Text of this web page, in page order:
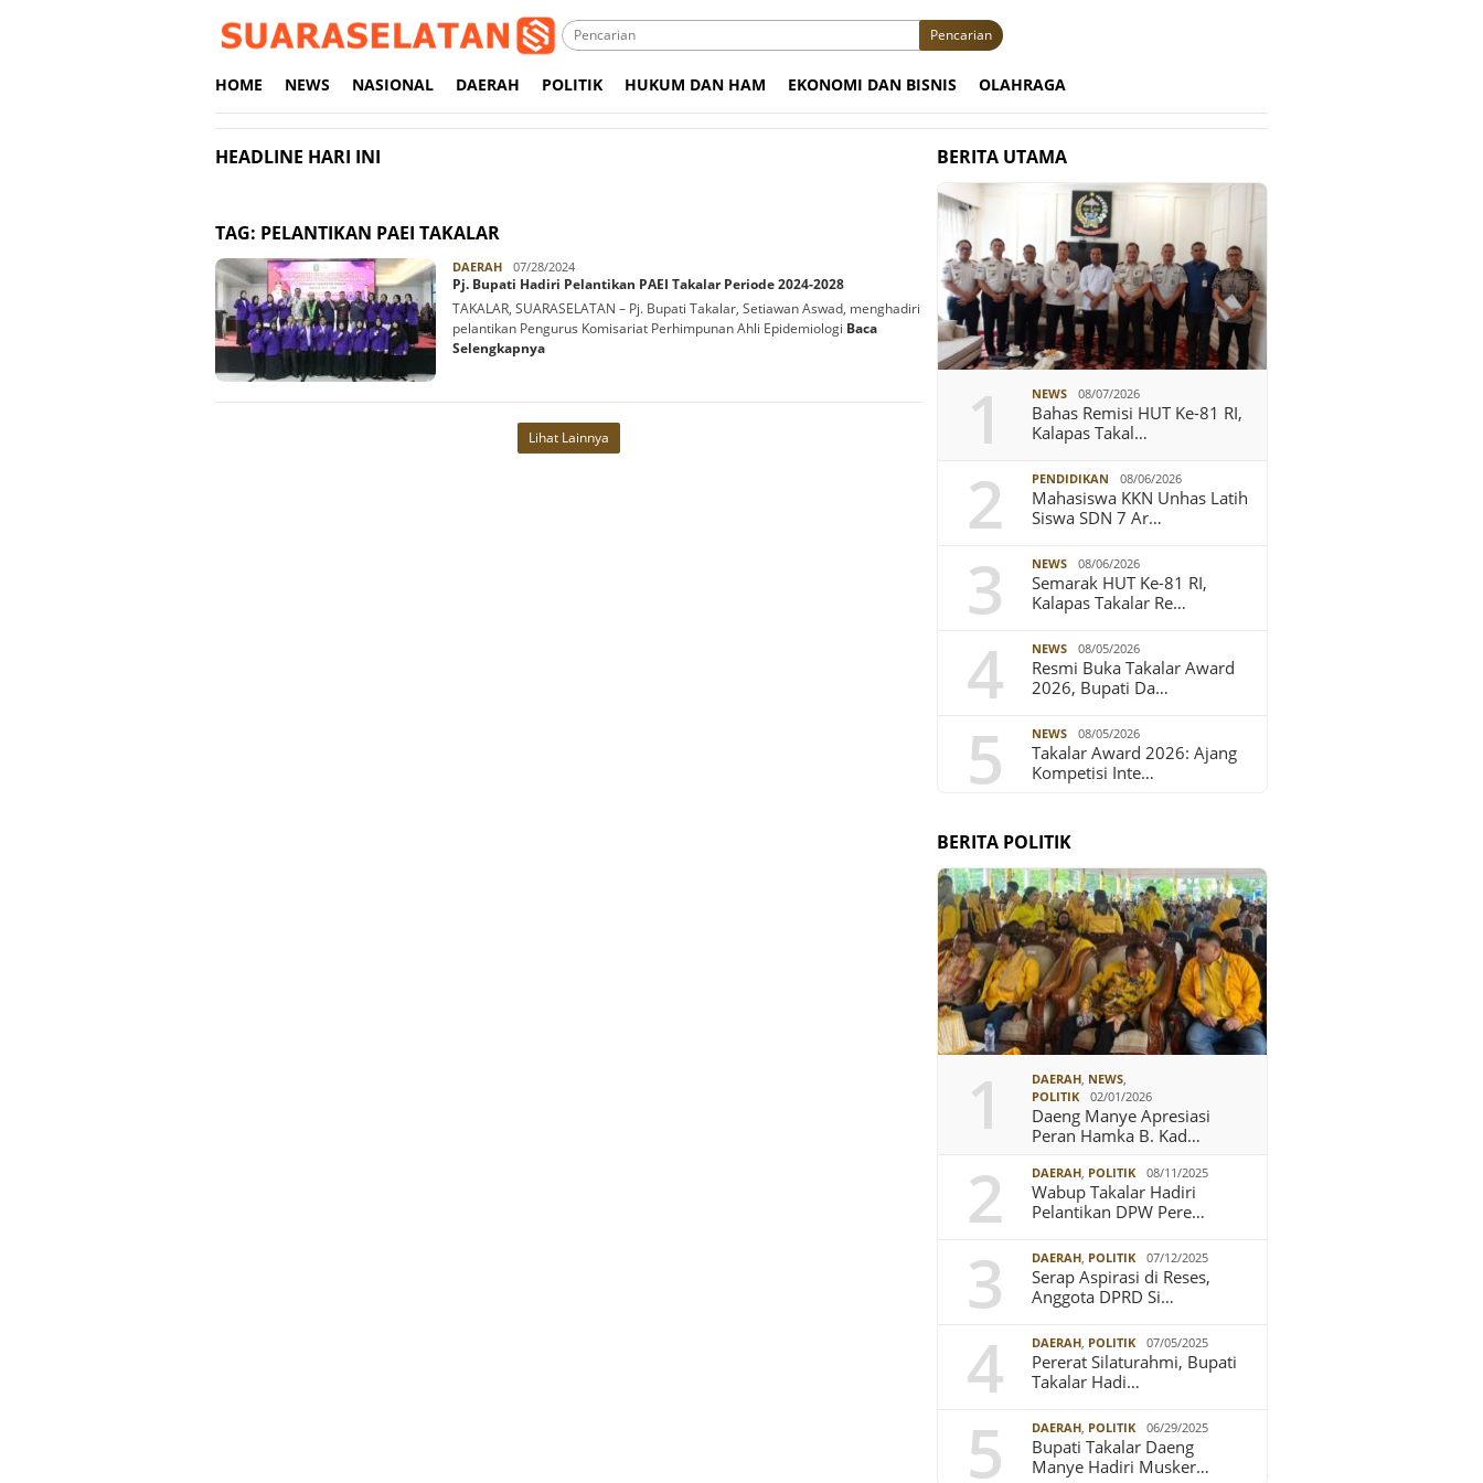
Pencarian
HOME NEWS NASIONAL DAERAH POLITIK HUKUM DAN HAM EKONOMI DAN BISNIS OLAHRAGA
HEADLINE HARI INI
TAG: PELANTIKAN PAEI TAKALAR
DAERAHRabbani
07/28/2024
Pj. Bupati Hadiri Pelantikan PAEI Takalar Periode 2024-2028
TAKALAR, SUARASELATAN – Pj. Bupati Takalar, Setiawan Aswad, menghadiri
pelantikan Pengurus Komisariat Perhimpunan Ahli Epidemiologi Baca
Selengkapnya
Lihat Lainnya
BERITA UTAMA
1 NEWS 08/07/2026
Bahas Remisi HUT Ke-81 RI,
Kalapas Takal…
2 PENDIDIKAN 08/06/2026
Mahasiswa KKN Unhas Latih
Siswa SDN 7 Ar…
3 NEWS 08/06/2026
Semarak HUT Ke-81 RI,
Kalapas Takalar Re…
4 NEWS 08/05/2026
Resmi Buka Takalar Award
2026, Bupati Da…
5 NEWS 08/05/2026
Takalar Award 2026: Ajang
Kompetisi Inte…
BERITA POLITIK
1 DAERAH, NEWS,
POLITIK
02/01/2026
Daeng Manye Apresiasi
Peran Hamka B. Kad…
2 DAERAH, POLITIK 08/11/2025
Wabup Takalar Hadiri
Pelantikan DPW Pere…
3 DAERAH, POLITIK 07/12/2025
Serap Aspirasi di Reses,
Anggota DPRD Si…
4 DAERAH, POLITIK 07/05/2025
Pererat Silaturahmi, Bupati
Takalar Hadi…
5 DAERAH, POLITIK 06/29/2025
Bupati Takalar Daeng
Manye Hadiri Musker…